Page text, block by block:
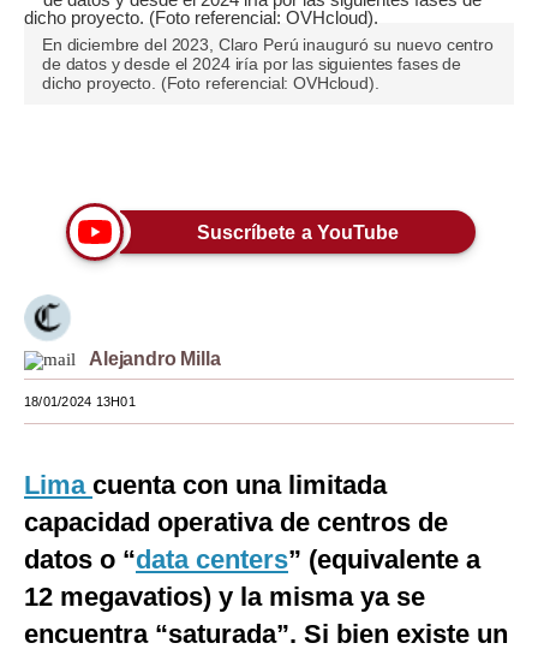
Editorial
Pregunta de hoy
Viajes
Moda
Estilos
México
España
Tecnología
En diciembre del 2023, Claro Perú inauguró su nuevo centro
de datos y desde el 2024 iría por las siguientes fases de
dicho proyecto. (Foto referencial: OVHcloud).
Suscríbete a YouTube
Alejandro Milla
18/01/2024 13H01
Lima cuenta con una limitada
capacidad operativa de centros de
datos o “data centers” (equivalente a
12 megavatios) y la misma ya se
encuentra “saturada”. Si bien existe un